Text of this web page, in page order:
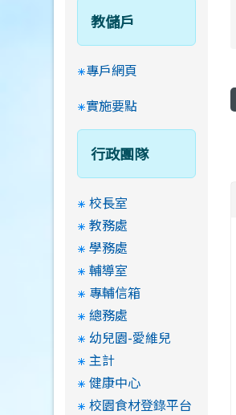
教儲戶
專戶網頁
實施要點
行政團隊
校長室
教務處
學務處
輔導室
專輔信箱
總務處
幼兒園-愛維兒
主計
健康中心
校園食材登錄平台